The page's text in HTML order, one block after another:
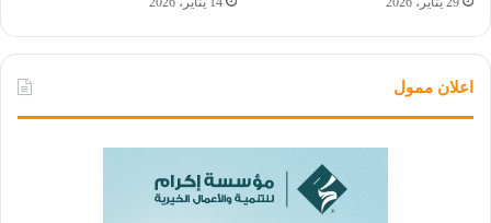
اعلان ممول